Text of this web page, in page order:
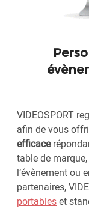
VIDEOSPORT
afin de vous
efficace
table de
l’évènement ou
partenaires,
portableset